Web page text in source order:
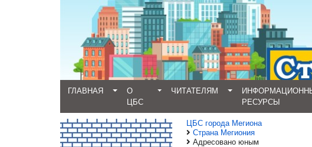
ГЛАВНАЯ
О
ЦБС
ЧИТАТЕЛЯМ
РЕСУРСЫ
ЦБС города Мегиона
Страна Мегиония
Адресовано юным